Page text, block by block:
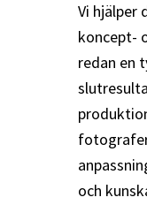
Vi hjälper
koncept-
redan en
och